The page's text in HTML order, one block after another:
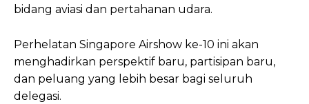
bidang aviasi dan pertahanan udara.
Perhelatan Singapore Airshow ke-10 ini akan
menghadirkan perspektif baru, partisipan baru,
dan peluang yang lebih besar bagi seluruh
delegasi.